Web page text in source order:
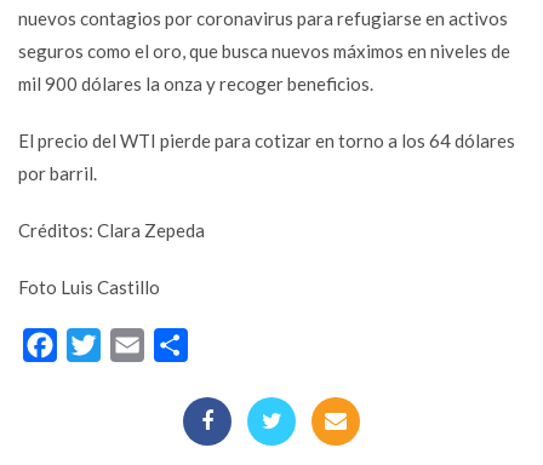
nuevos contagios por coronavirus para refugiarse en activos
seguros como el oro, que busca nuevos máximos en niveles de
mil 900 dólares la onza y recoger beneficios.
El precio del WTI pierde para cotizar en torno a los 64 dólares
por barril.
Créditos: Clara Zepeda
Foto Luis Castillo
FacebookTwitterEmail